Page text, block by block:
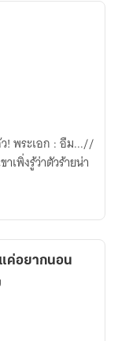
! พระเอก : อืม...//
เพิ่งรู้ว่าตัวร้ายน่า
ค่อยากนอน